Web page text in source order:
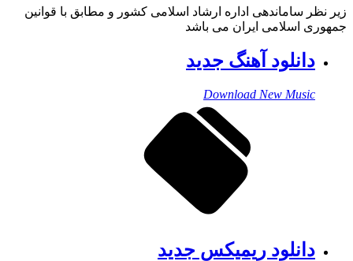
زیر نظر ساماندهی اداره ارشاد اسلامی کشور و مطابق با قوانین
جمهوری اسلامی ایران می باشد
دانلود آهنگ جدید
Download New Music
دانلود ریمیکس جدید